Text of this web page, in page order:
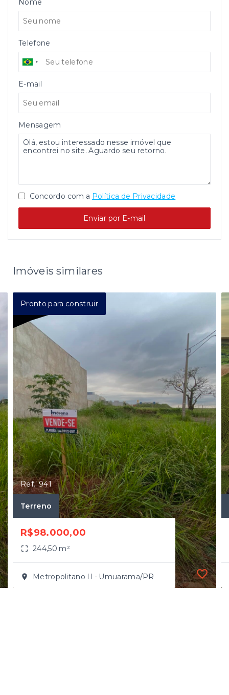
Telefone
E-mail
Mensagem
Concordo com a Política de Privacidade
Enviar por E-mail
Imóveis similares
Pronto para construir
Ref.: 941
Terreno
R$98.000,00
244,50 m²
Metropolitano II - Umuarama/PR